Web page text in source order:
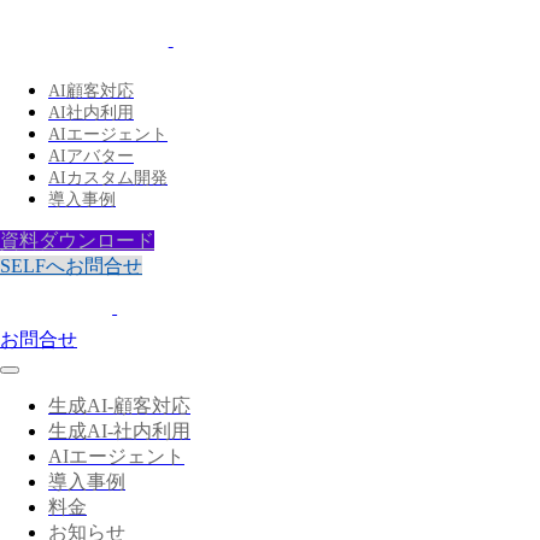
AI顧客対応
AI社内利用
AIエージェント
AIアバター
AIカスタム開発
導入事例
資料ダウンロード
SELFへお問合せ
お問合せ
生成AI-顧客対応
生成AI-社内利用
AIエージェント
導入事例
料金
お知らせ